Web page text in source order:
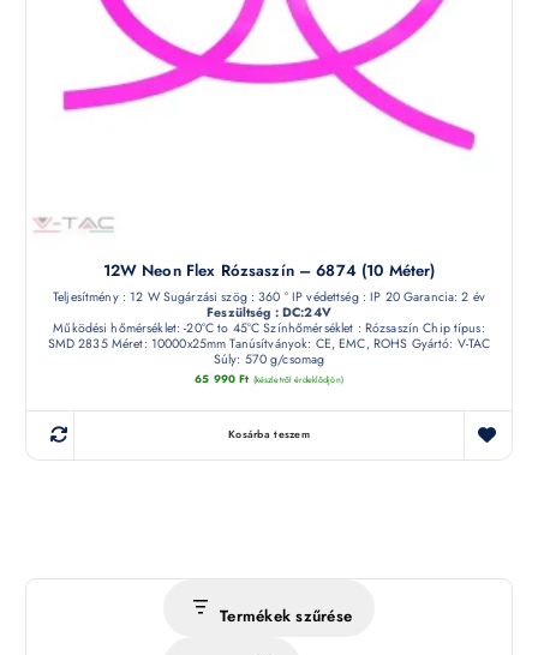
12W Neon Flex Rózsaszín – 6874 (10 Méter)
Teljesítmény : 12 W Sugárzási szög : 360 ° IP védettség : IP 20 Garancia: 2 év
Feszültség : DC:24V
Működési hőmérséklet: -20°C to 45°C Színhőmérséklet : Rózsaszín Chip típus:
SMD 2835 Méret: 10000x25mm Tanúsítványok: CE, EMC, ROHS Gyártó: V-TAC
Súly: 570 g/csomag
65 990Ft (készletről érdeklődjön)
Kosárba teszem
Termékek szűrése